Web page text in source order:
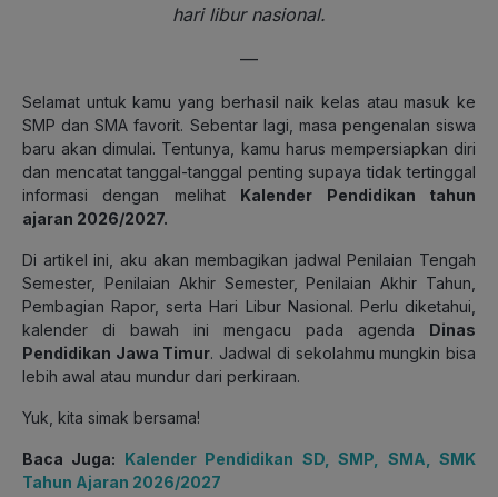
hari libur nasional.
—
Selamat untuk kamu yang berhasil naik kelas atau masuk ke
SMP dan SMA favorit. Sebentar lagi, masa pengenalan siswa
baru akan dimulai. Tentunya, kamu harus mempersiapkan diri
dan mencatat tanggal-tanggal penting supaya tidak tertinggal
informasi dengan melihat Kalender Pendidikan tahun
ajaran 2026/2027.
Di artikel ini, aku akan membagikan jadwal Penilaian Tengah
Semester, Penilaian Akhir Semester, Penilaian Akhir Tahun,
Pembagian Rapor, serta Hari Libur Nasional. Perlu diketahui,
kalender di bawah ini mengacu pada agenda Dinas
Pendidikan Jawa Timur. Jadwal di sekolahmu mungkin bisa
lebih awal atau mundur dari perkiraan.
Yuk, kita simak bersama!
Baca Juga: Kalender Pendidikan SD, SMP, SMA, SMK
Tahun Ajaran 2026/2027